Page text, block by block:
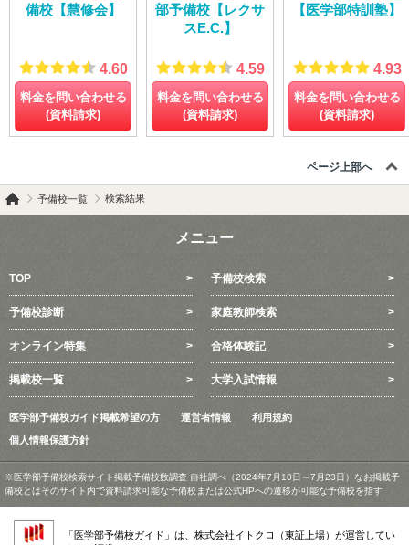
備校【慧修会】
4.60
料金を問い合わせる
(資料請求)
部予備校【レクサ
スE.C.】
4.59
料金を問い合わせる
(資料請求)
【医学部特訓塾】
4.93
料金を問い合わせる
(資料請求)
ページ上部へ
予備校一覧 検索結果
メニュー
TOP 予備校検索
予備校診断 家庭教師検索
オンライン特集 合格体験記
掲載校一覧 大学入試情報
医学部予備校ガイド掲載希望の方 運営者情報 利用規約
個人情報保護方針
※医学部予備校検索サイト掲載予備校数調査 自社調べ（2024年7月10日～7月23日）なお掲載予
備校とはそのサイト内で資料請求可能な予備校または公式HPへの遷移が可能な予備校を指す
「医学部予備校ガイド」は、株式会社イトクロ（東証上場）が運営してい